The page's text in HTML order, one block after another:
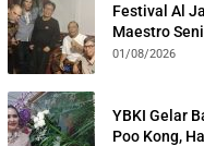
Festival Al
Maestro
Guntari
01/08/2026
YBKI Gelar
Poo Kong,